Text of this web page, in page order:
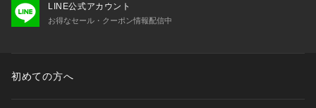
LINE公式アカウント
お得なセール・クーポン情報配信中
初めての方へ